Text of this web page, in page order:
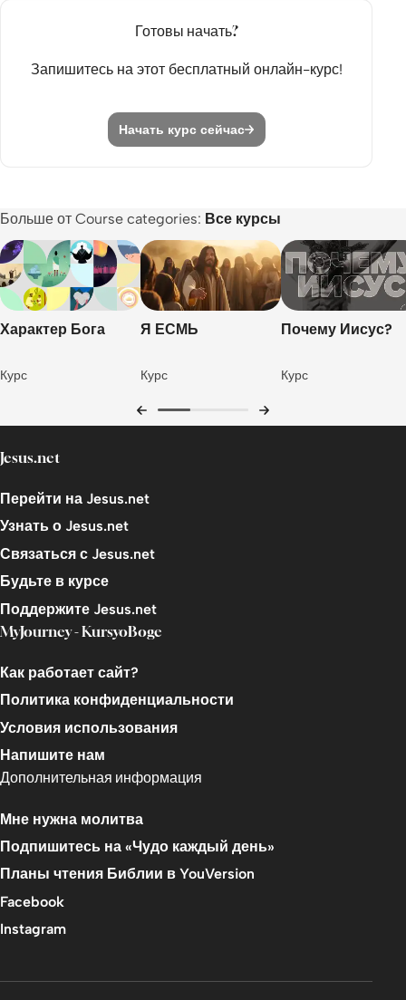
Ежедневное время с Богом
Готовы начать?
Запишитесь на этот бесплатный онлайн-курс!
Начать курс сейчас
Больше от Course categories: Все курсы
Характер Бога
Курс
Я ЕСМЬ
Курс
Почему Иисус?
Курс
Jesus.net
Перейти на Jesus.net
Узнать о Jesus.net
Связаться с Jesus.net
Будьте в курсе
Поддержите Jesus.net
MyJourney - KursyoBoge
Как работает сайт?
Политика конфиденциальности
Условия использования
Напишите нам
Дополнительная информация
Мне нужна молитва
Подпишитесь на «Чудо каждый день»
Планы чтения Библии в YouVersion
Facebook
Instagram